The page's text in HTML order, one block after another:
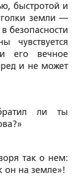
быстротой и
земли —
безопасности
чувствуется
его вечное
и не может
ли ты
так о нем:
он на земле»!